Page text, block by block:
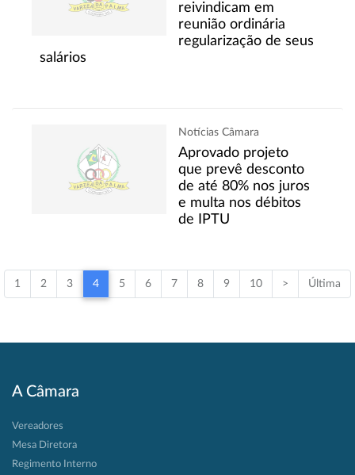
reivindicam em
reunião ordinária
regularização de seus
salários
Notícias Câmara
Aprovado projeto
que prevê desconto
de até 80% nos juros
e multa nos débitos
de IPTU
1 2 3 4 5 6 7 8 9 10 > Última
A Câmara
Vereadores
Mesa Diretora
Regimento Interno